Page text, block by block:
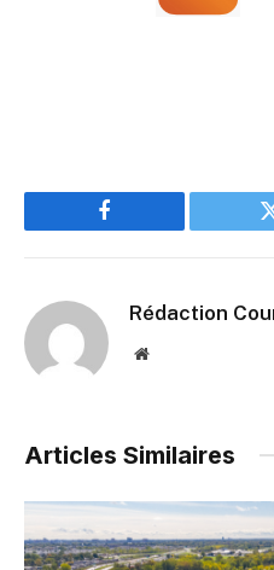
Facebook
Rédaction
Website
Articles Similaires